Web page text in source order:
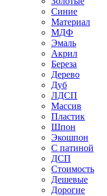
Синие
Материал
МДФ
Эмаль
Акрил
Береза
Дерево
Дуб
ЛДСП
Массив
Пластик
Шпон
Экошпон
С патиной
ДСП
Стоимость
Дешевые
Дорогие